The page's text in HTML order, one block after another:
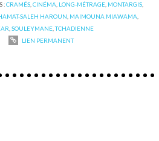
:CRAMÉS ,CINÉMA LONG-MÉTRAGE MONTARGIS
SALEH HAROUN MAIMOUNA MIAWAMA
,SOULEYMANE ,TCHADIENNE
LIEN PERMANENT